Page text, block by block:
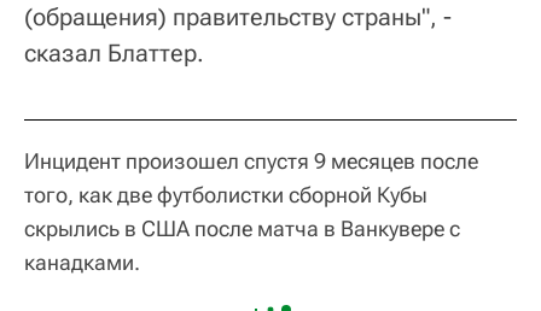
(обращения) правительству страны", -
сказал Блаттер.
Инцидент произошел спустя 9 месяцев после
того, как две футболистки сборной Кубы
скрылись в США после матча в Ванкувере с
канадками.